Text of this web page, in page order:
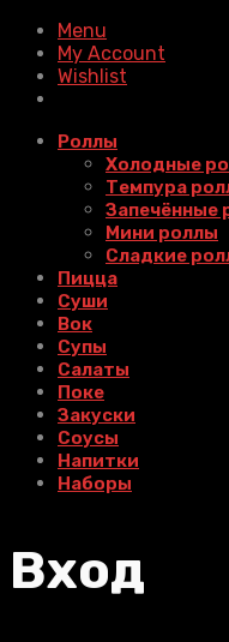
Menu
My Account
Wishlist
Роллы
Холодные
Темпура
Запечённые
Мини роллы
Сладкие
Пицца
Суши
Вок
Супы
Салаты
Поке
Закуски
Соусы
Напитки
Наборы
Вход